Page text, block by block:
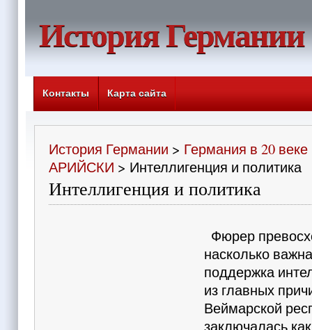
История Германии
Контакты Карта сайта
История Германии > Германия в 20 веке
АРИЙСКИ > Интеллигенция и политика
Интеллигенция и политика
Фюрер
насколько
поддержка
из главных
Веймарской
заключалась